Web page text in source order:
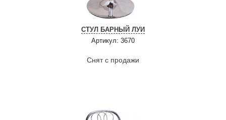
СТУЛ БАРНЫЙ ЛУИ
Артикул: 3670
Снят с продажи